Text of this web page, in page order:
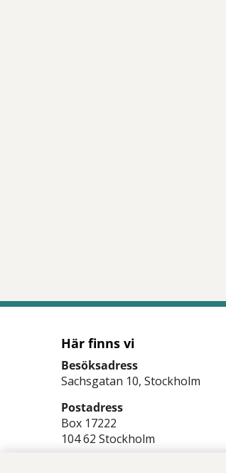
Här finns vi
Besöksadress
Sachsgatan 10, Stockholm
Postadress
Box 17222
104 62 Stockholm